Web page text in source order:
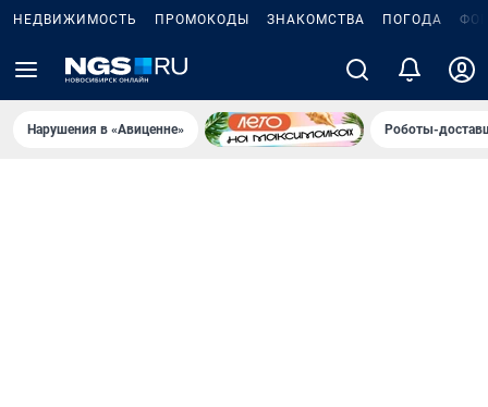
НЕДВИЖИМОСТЬ ПРОМОКОДЫ ЗНАКОМСТВА ПОГОДА
Нарушения в «Авиценне» Роботы-